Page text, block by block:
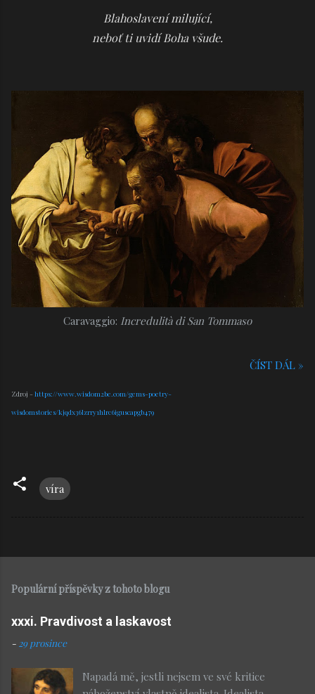
Blahoslavení milující,
neboť ti uvidí Boha všude.
Caravaggio: Incredulità di San Tommaso
ČÍST DÁL »
Zdroj - https://www.wisdom2be.com/gems-poetry-
wisdomstories/kjqdx36lzrry1hlrc6iguscapgb479
víra
Populární příspěvky z tohoto blogu
xxxi. Pravdivost a laskavost
- 29 prosince
Napadá mě, jestli nejsem ve své kritice